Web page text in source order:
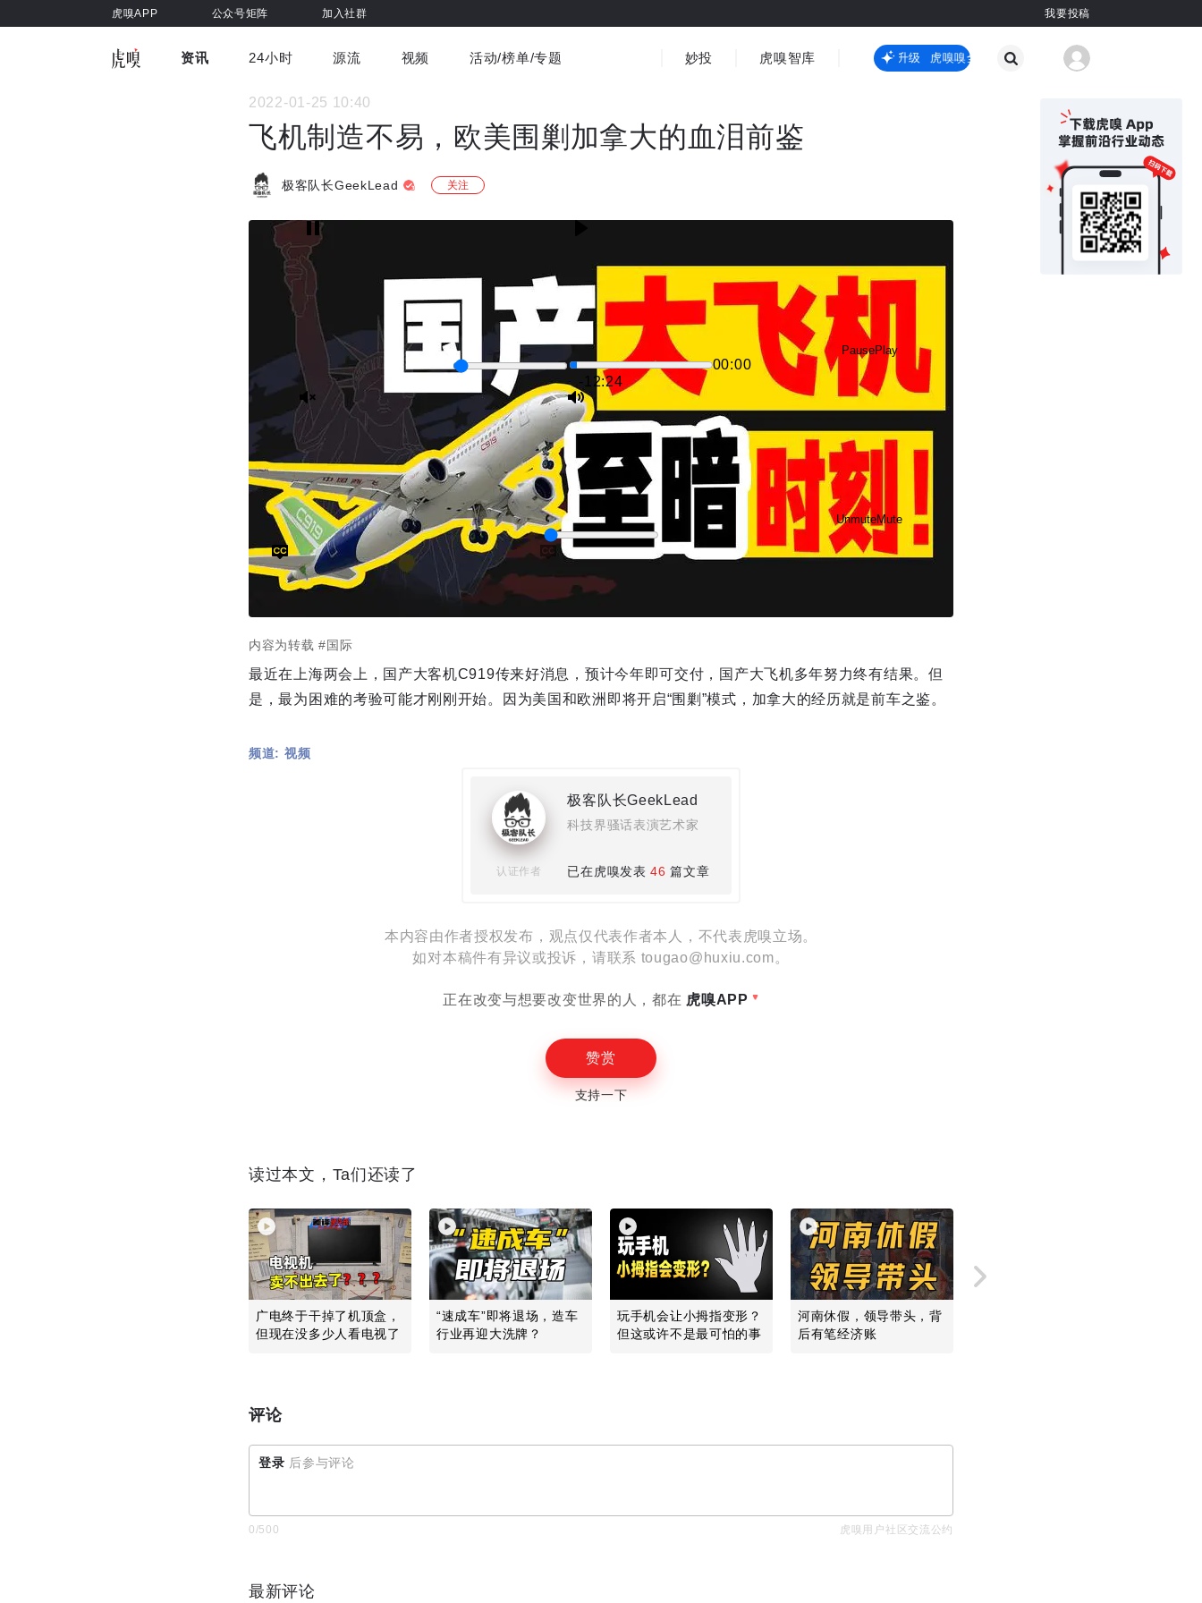
虎嗅APP 公众号矩阵 加入社群 我要投稿
资讯
车与出行
健康 书影音 医疗 3C数码 观点
24小时 源流 视频
虎嗅视界
活动/榜单/专题 妙投 虎嗅智库 虎嗅嗅全新升级 虎嗅嗅全新升级
2022-01-25 10:40
飞机制造不易，欧美围剿加拿大的血泪前鉴
极客队长GeekLead 关注
PausePlay
00:00
-12:24
UnmuteMute
Disable captionsEnable
内容为转载 #国际
最近在上海两会上，国产大客机C919传来好消息，预计今年即可交付，国产大飞机多年努力终有结果。但
是，最为困难的考验可能才刚刚开始。因为美国和欧洲即将开启“围剿”模式，加拿大的经历就是前车之鉴。
频道: 视频
极客队长GeekLead
科技界骚话表演艺术家
认证作者 已在虎嗅发表46 篇文章
本内容由作者授权发布，观点仅代表作者本人，不代表虎嗅立场。
如对本稿件有异议或投诉，请联系 tougao@huxiu.com。
正在改变与想要改变世界的人，都在 虎嗅APP
赞赏
支持一下
读过本文，Ta们还读了
广电终于干掉了机顶盒，
但现在没多少人看电视了
“速成车”即将退场，造车
行业再迎大洗牌？
玩手机会让小拇指变形？
但这或许不是最可怕的事
河南休假，领导带头，背
后有笔经济账
评论
登录 后参与评论
0/500 虎嗅用户社区交流公约
最新评论